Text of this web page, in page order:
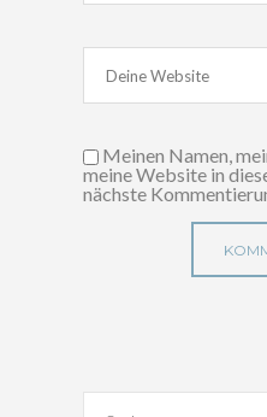
Meinen Namen,
meine Website in
nächste